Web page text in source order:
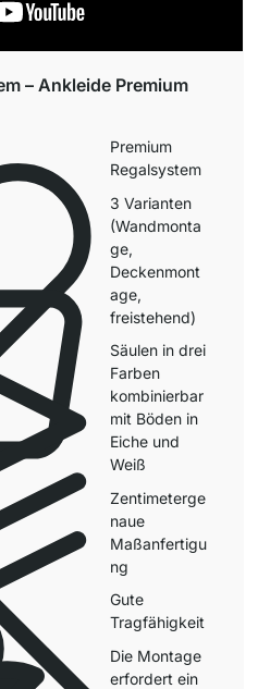
– Ankleide Premium
Premium
Regalsystem
3 Varianten
(Wandmonta
ge,
Deckenmont
age,
freistehend)
Säulen in drei
Farben
kombinierbar
mit Böden in
Eiche und
Weiß
Zentimeterge
naue
Maßanfertigu
ng
Gute
Tragfähigkeit
Die Montage
erfordert ein